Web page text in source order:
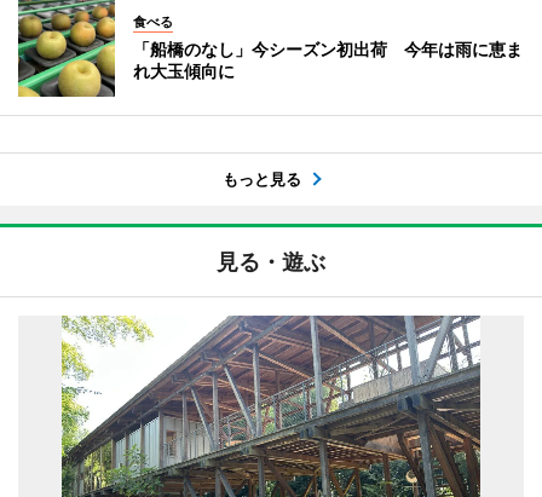
食べる
「船橋のなし」今シーズン初出荷 今年は雨に恵ま
れ大玉傾向に
もっと見る
見る・遊ぶ